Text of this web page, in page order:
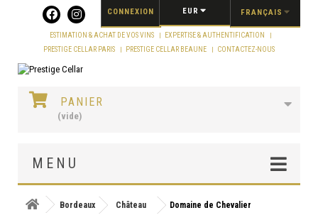
FRANÇAIS
EUR
CONNEXION
ESTIMATION & ACHAT DE VOS VINS
EXPERTISE & AUTHENTIFICATION
PRESTIGE CELLAR PARIS
PRESTIGE CELLAR BEAUNE CONTACTEZ-NOUS
PANIER
(vide)
MENU
Bordeaux Château Domaine de Chevalier
Panneau de gestion des cookies